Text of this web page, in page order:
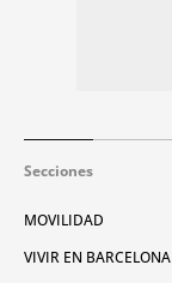
Secciones
MOVILIDAD
VIVIR EN BARCELONA